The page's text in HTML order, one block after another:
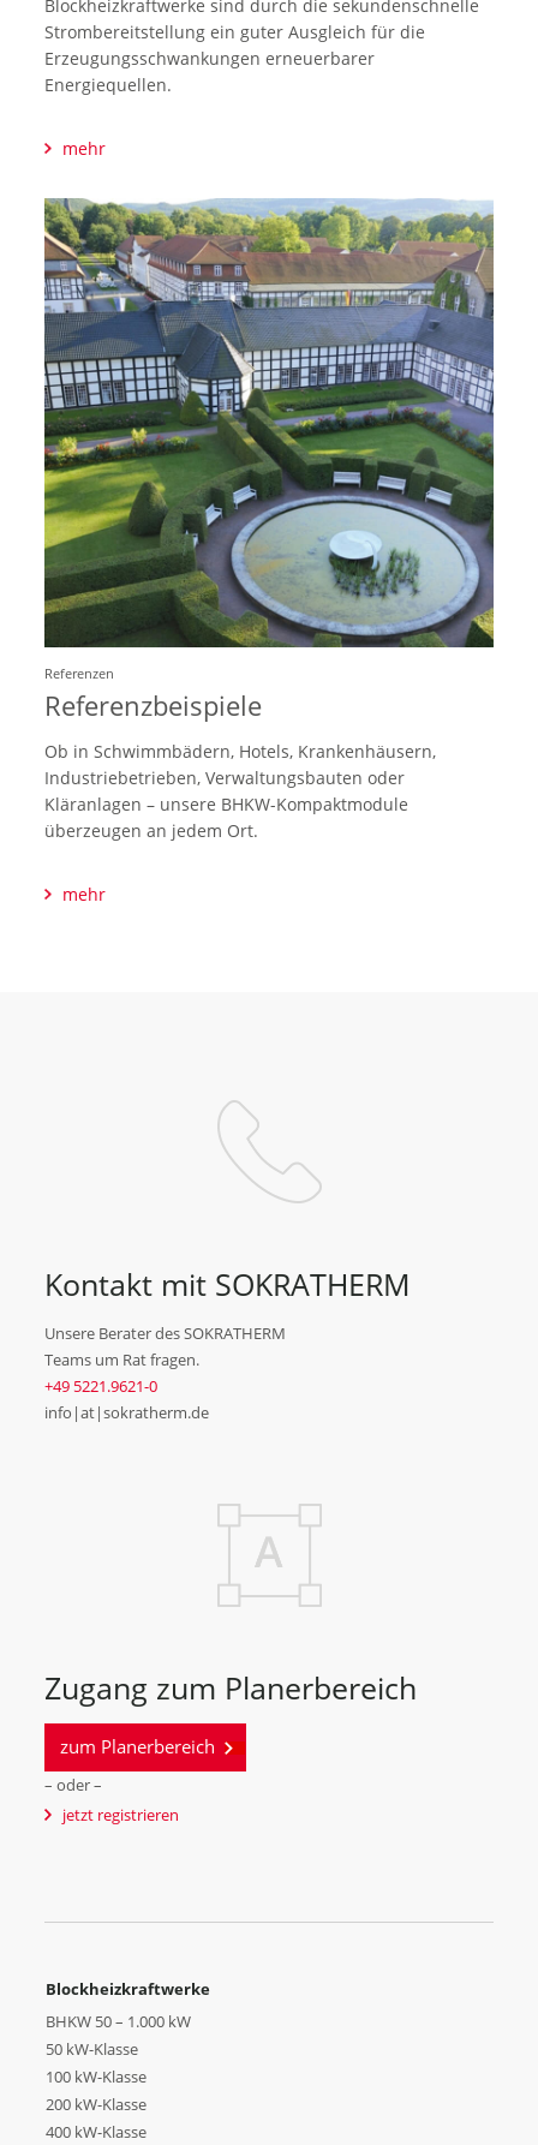
Blockheizkraftwerke sind durch die sekundenschnelle
Strombereitstellung ein guter Ausgleich für die
Erzeugungsschwankungen erneuerbarer
Energiequellen.
mehr
Referenzen
Referenzbeispiele
Ob in Schwimmbädern, Hotels, Krankenhäusern,
Industriebetrieben, Verwaltungsbauten oder
Kläranlagen – unsere BHKW-Kompaktmodule
überzeugen an jedem Ort.
mehr
Kontakt mit SOKRATHERM
Unsere Berater des SOKRATHERM
Teams um Rat fragen.
+49 5221.9621-0
info|at|sokratherm.de
Zugang zum Planerbereich
zum Planerbereich
– oder –
jetzt registrieren
Blockheizkraftwerke
BHKW 50 – 1.000 kW
50 kW-Klasse
100 kW-Klasse
200 kW-Klasse
400 kW-Klasse